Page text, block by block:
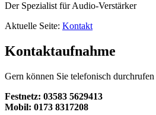
Der Spezialist für Audio-Verstärker
Aktuelle Seite: Kontakt
Kontaktaufnahme
Gern können Sie telefonisch durchrufen
Festnetz: 03583 5629413
Mobil: 0173 8317208